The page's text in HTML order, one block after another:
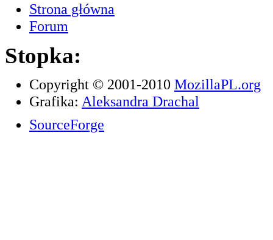
Strona główna
Forum
Stopka:
Copyright © 2001-2010 MozillaPL.org
Grafika: Aleksandra Drachal
SourceForge